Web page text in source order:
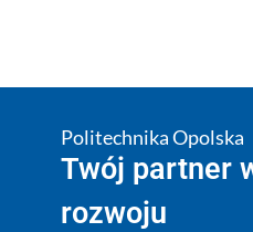
Politechnika Opolska
Twój partner
rozwoju